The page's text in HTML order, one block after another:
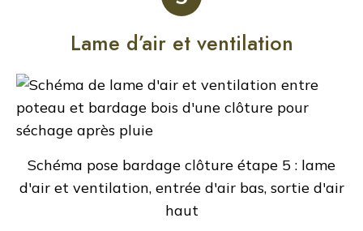
Lame d’air et ventilation
Schéma pose bardage clôture étape 5 : lame
d'air et ventilation, entrée d'air bas, sortie d'air
haut